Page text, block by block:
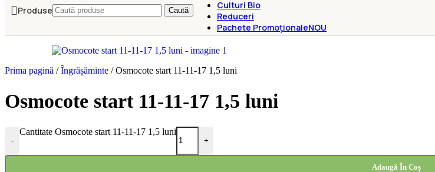
Produse Caută
Culturi Bio
Reduceri
Pachete PromoționaleNOU
Prima pagină / Îngrășăminte / Osmocote start 11-11-17 1,5 luni
Osmocote start 11-11-17 1,5 luni
-
Cantitate Osmocote start 11-11-17 1,5 luni
+
Adaugă În Coș